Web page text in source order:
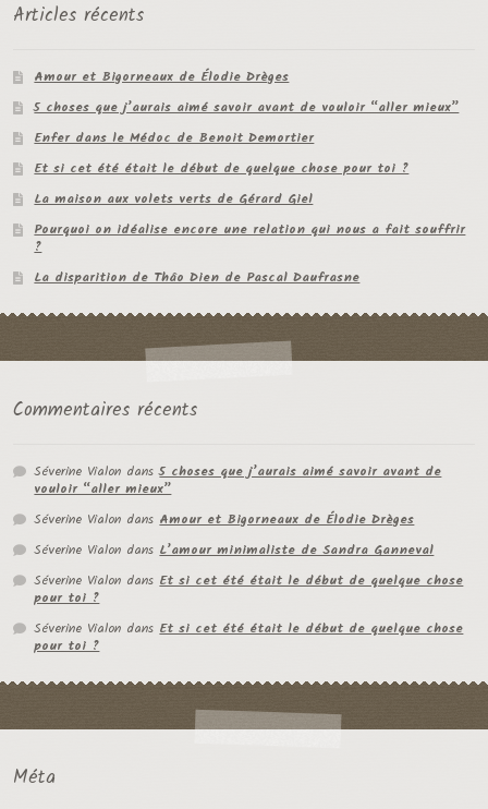
Articles récents
Amour et Bigorneaux de Élodie Drèges
5 choses que j’aurais aimé savoir avant de vouloir “aller mieux”
Enfer dans le Médoc de Benoit Demortier
Et si cet été était le début de quelque chose pour toi ?
La maison aux volets verts de Gérard Giel
Pourquoi on idéalise encore une relation qui nous a fait souffrir
?
La disparition de Thâo Dien de Pascal Daufrasne
Commentaires récents
Séverine Vialon dans5 choses que j’aurais aimé savoir avant de
vouloir “aller mieux”
Séverine Vialon dans Amour et Bigorneaux de Élodie Drèges
Séverine Vialon dans L’amour minimaliste de Sandra Ganneval
Séverine Vialon dans Et si cet été était le début de quelque chose
pour toi ?
Séverine Vialon dans Et si cet été était le début de quelque chose
pour toi ?
Méta